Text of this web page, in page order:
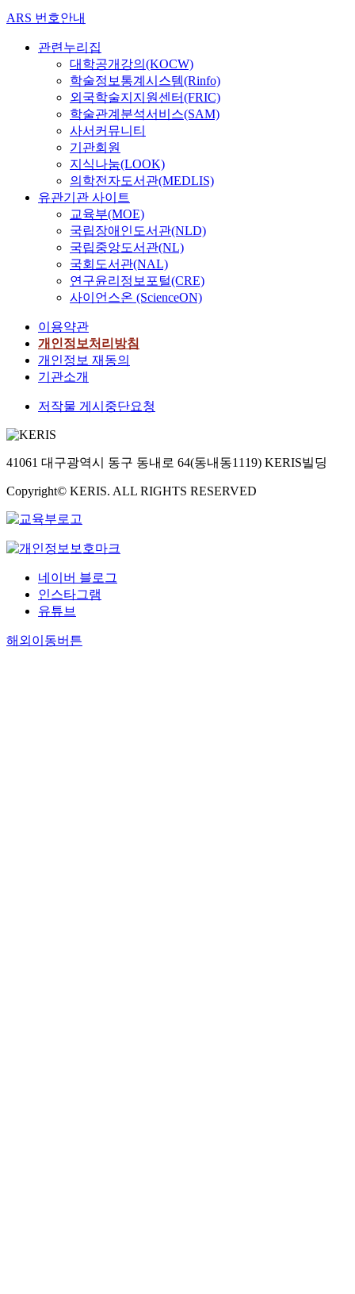
ARS 번호안내
관련누리집
대학공개강의(KOCW)
학술정보통계시스템(Rinfo)
외국학술지지원센터(FRIC)
학술관계분석서비스(SAM)
사서커뮤니티
기관회원
지식나눔(LOOK)
의학전자도서관(MEDLIS)
유관기관 사이트
교육부(MOE)
국립장애인도서관(NLD)
국립중앙도서관(NL)
국회도서관(NAL)
연구윤리정보포털(CRE)
사이언스온 (ScienceON)
이용약관
개인정보처리방침
개인정보 재동의
기관소개
저작물 게시중단요청
41061 대구광역시 동구 동내로 64(동내동1119) KERIS빌딩
Copyright© KERIS. ALL RIGHTS RESERVED
네이버 블로그
인스타그램
유튜브
해외이동버튼